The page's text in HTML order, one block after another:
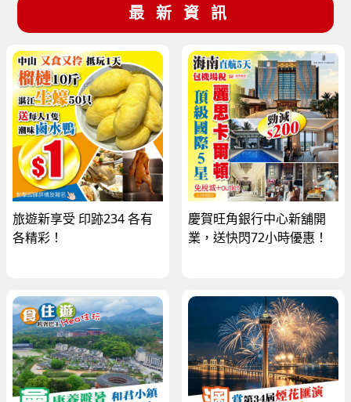
最新資訊
旅遊新享受 印跡234 各有
各精彩！
慶賀旺角銀行中心新舖開
業，送快閃72小時優惠！